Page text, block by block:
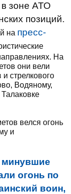
зоне АТО
позиций.
на пресс-
На
они вели
стрелкового
Водяному,
велся огонь
и
минувшие
огонь по
воин,